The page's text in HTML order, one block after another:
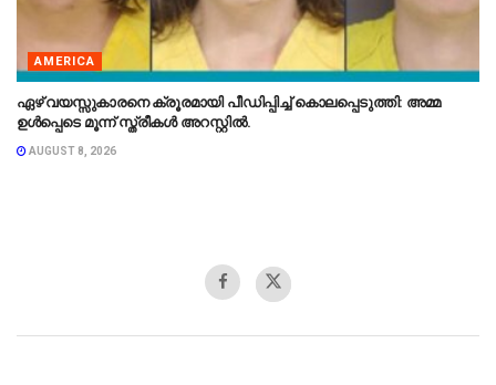
AMERICA
ഏഴ് വയസ്സുകാരനെ ക്രൂരമായി പീഡിപ്പിച്ച് കൊലപ്പെടുത്തി: അമ്മ
ഉൾപ്പെടെ മൂന്ന് സ്ത്രീകൾ അറസ്റ്റിൽ.
AUGUST 8, 2026